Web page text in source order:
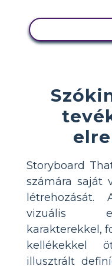
Storyboard
számára saját
vizuális
karakterekkel,
kellékekkel
illusztrált